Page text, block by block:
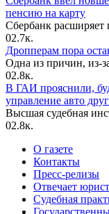
пенсию на карту
Сбербанк расширяет
02.7к.
Дропперам пора
Одна из причин, из-
02.8к.
В ГАИ прояснили,
управление авто
Высшая судебная
02.8к.
О газете
Контакты
Пресс-релизы
Отвечает
Судебная